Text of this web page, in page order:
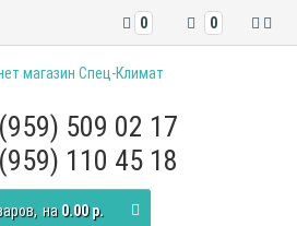
0
0
509 02 17
110 45 18
на 0.00 р.